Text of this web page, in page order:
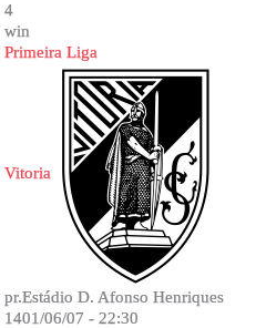
4
win
Primeira Liga
Vitoria
pr.Estádio D. Afonso Henriques
1401/06/07 - 22:30